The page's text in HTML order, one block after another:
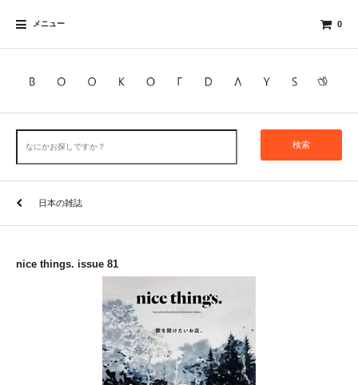
メニュー 0
検索
日本の雑誌
nice things. issue 81